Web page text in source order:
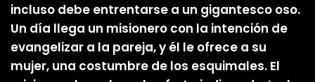
incluso debe entrentarse a un gigantesco oso.
Un día llega un misionero con la intención de
evangelizar a la pareja, y él le ofrece a su
mujer, una costumbre de los esquimales. El